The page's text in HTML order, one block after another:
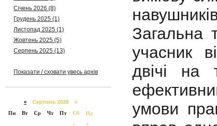
Січень 2026 (8)
Грудень 2025 (1)
Листопад 2025 (1)
Жовтень 2025 (5)
Серпень 2025 (13)
Показати / сховати увесь архів
« Серпень 2026 »
Пн
Вт Ср Чт Пт Сб Нд
Загальна
учасник
двічі на
умови